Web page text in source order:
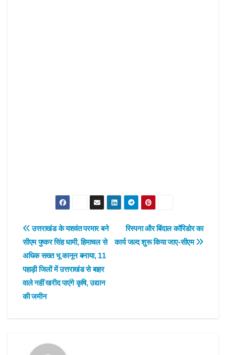
Post
navigation
रिस्पना और बिंदाल कॉरिडोर का
कार्य जल्द शुरू किया जाए-सीएम
उत्तराखंड के यशवंत परमार बने
सीएम पुष्कर सिंह धामी, हिमाचल से
अधिक सख्त भू कानून बनाया, 11
पहाड़ी जिलों में उत्तराखंड से बाहर
वाले नहीं खरीद पाएंगे कृषि, उद्यान
की जमीन